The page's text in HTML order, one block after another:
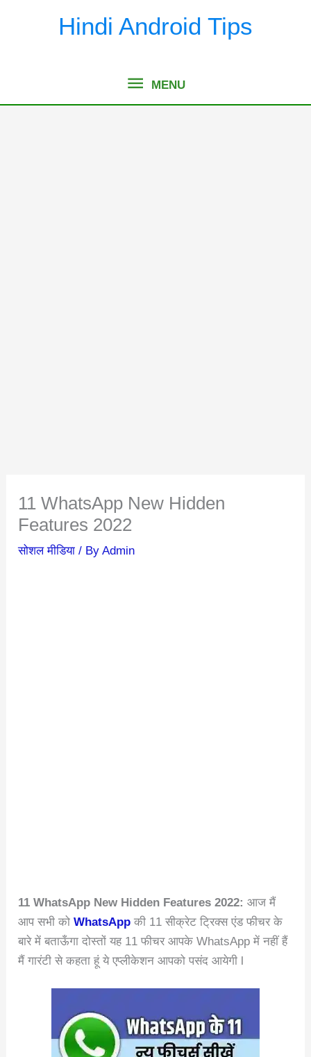
Hindi Android Tips
MENU
MENU
11 WhatsApp New Hidden
Features 2022
सोशल मीडिया / ByAdmin
11 WhatsApp New Hidden Features 2022: आज मैं
आप सभी कोWhatsApp की 11 सीक्रेट ट्रिक्स एंड फीचर के
बारे में बताऊँगा दोस्तों यह 11 फीचर आपके WhatsApp में नहीं हैं
मैं गारंटी से कहता हूं ये एप्लीकेशन आपको पसंद आयेगी l